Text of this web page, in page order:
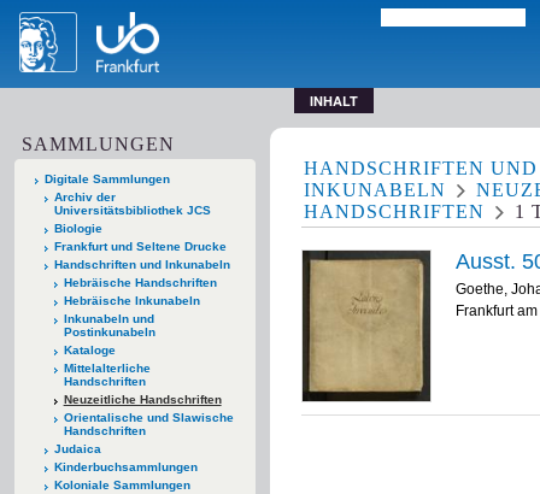
INHALT
SAMMLUNGEN
Digitale Sammlungen
Archiv der
Universitätsbibliothek JCS
Biologie
Frankfurt und Seltene Drucke
Handschriften und Inkunabeln
Hebräische Handschriften
Hebräische Inkunabeln
Inkunabeln und
Postinkunabeln
Kataloge
Mittelalterliche
Handschriften
Neuzeitliche Handschriften
Orientalische und Slawische
Handschriften
Judaica
Kinderbuchsammlungen
Koloniale Sammlungen
HANDSCHRIFTEN UND
INKUNABELN
HANDSCHRIFTEN
1
Ausst.
Goethe,
Frankfurt